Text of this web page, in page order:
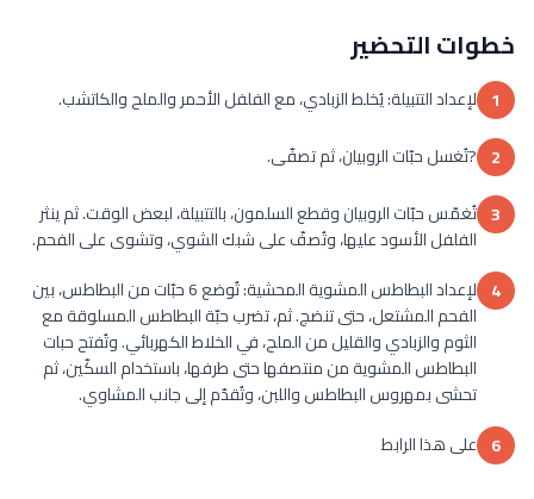
خطوات التحضير
1 لإعداد التتبيلة: يُخلط الزبادي، مع الفلفل الأحمر والملح والكاتشب.
2 ?تُغسل حبّات الروبيان، ثم تصفّى.
3 تُغمّس حبّات الروبيان وقطع السلمون، بالتتبيلة، لبعض الوقت. ثم ينثر
الفلفل الأسود عليها، وتُصفّ على شبك الشوي، وتشوى على الفحم.
4
لإعداد البطاطس المشوية المحشية: تُوضع 6 حبّات من البطاطس، بين
الفحم المشتعل، حتى تنضج. ثم، تضرب حبّة البطاطس المسلوقة مع
الثوم والزبادي والقليل من الملح، في الخلاط الكهربائي. وتُفتح حبات
البطاطس المشوية من منتصفها حتى طرفها، باستخدام السكّين، ثم
تحشى بمهروس البطاطس واللبن، وتُقدّم إلى جانب المشاوي.
6 على هذا الرابط